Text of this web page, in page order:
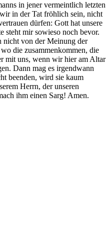
in jener vermeintlich letzten
in der Tat fröhlich sein, nicht
dürfen: Gott hat unsere
steht mir sowieso noch bevor.
nicht von der Meinung der
die zusammenkommen, die
mit uns, wenn wir hier am Altar
Dann mag es irgendwann
beenden, wird sie kaum
Herrn, der unseren
ihm einen Sarg! Amen.